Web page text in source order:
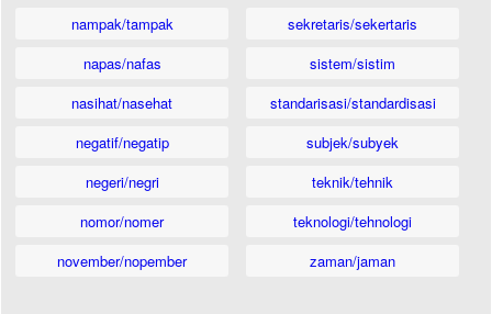
nampak/tampak
napas/nafas
nasihat/nasehat
negatif/negatip
negeri/negri
nomor/nomer
november/nopember
sekretaris/sekertaris
sistem/sistim
standarisasi/standardisasi
subjek/subyek
teknik/tehnik
teknologi/tehnologi
zaman/jaman